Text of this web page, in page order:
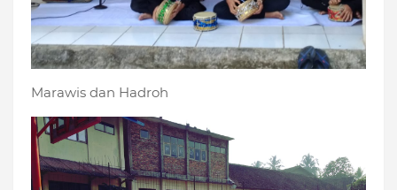
Marawis dan Hadroh